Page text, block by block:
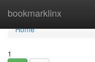
bookmarklinx
Home
Home
1